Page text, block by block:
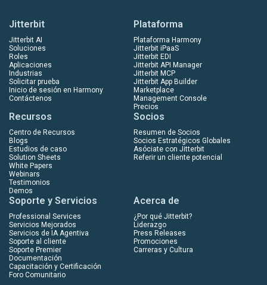
Jitterbit
Jitterbit AI
Soluciones
Roles
Aplicaciones
Industrias
Solicitar prueba
Inicio de sesión en Harmony
Contáctenos
Plataforma
Plataforma Harmony
Jitterbit iPaaS
Jitterbit EDI
Jitterbit API Manager
Jitterbit MCP
Jitterbit App Builder
Marketplace
Management Console
Precios
Recursos
Centro de Recursos
Blogs
Estudios de caso
Solution Sheets
White Papers
Webinars
Testimonios
Demos
Socios
Resumen de Socios
Socios Estratégicos Globales
Asóciate con Jitterbit
Referir un cliente potencial
Soporte y Servicios
Professional Services
Servicios Mejorados
Servicios de IA Agentiva
Soporte al cliente
Soporte Premier
Documentación
Capacitación y Certificación
Foro Comunitario
Acerca de
¿Por qué Jitterbit?
Liderazgo
Press Releases
Promociones
Carreras y Cultura